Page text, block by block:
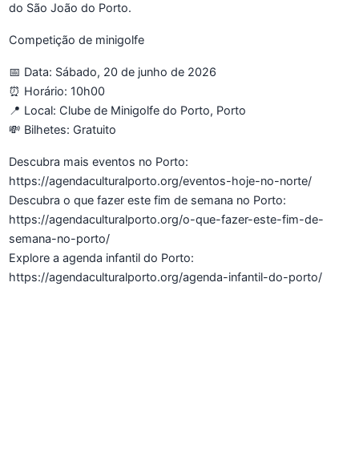
do São João do Porto.
Competição de minigolfe
📅 Data: Sábado, 20 de junho de 2026
⏰ Horário: 10h00
📍 Local: Clube de Minigolfe do Porto, Porto
💸 Bilhetes: Gratuito
Descubra mais eventos no Porto:
https://agendaculturalporto.org/eventos-hoje-no-norte/
Descubra o que fazer este fim de semana no Porto:
https://agendaculturalporto.org/o-que-fazer-este-fim-de-
semana-no-porto/
Explore a agenda infantil do Porto:
https://agendaculturalporto.org/agenda-infantil-do-porto/